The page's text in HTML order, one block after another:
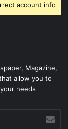
account info.
Magazine,
allow you to
needs.
بريدك